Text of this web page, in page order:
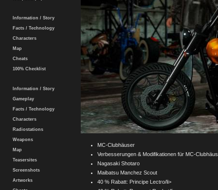
Information / Story
Facts / Technology
Characters
Map
Cheats
100% Checklist
Information / Story
Gameplay
Facts / Technology
Characters
Radiostations
Weapons
Map
Teasersites
Screenshots
Artworks
MC-Clubhäuser
Verbesserungen & Modifikationen für MC-
Nagasaki Shotaro
Maibatsu Manchez Scout
40 % Rabatt: Principe Lectro/li>